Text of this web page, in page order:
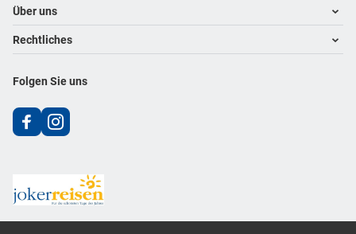
Warum im Reisebüro buchen
Hoteltipps
Reisewelten
Über uns
Kontakt
Karriere
Rechtliches
Folgen Sie uns